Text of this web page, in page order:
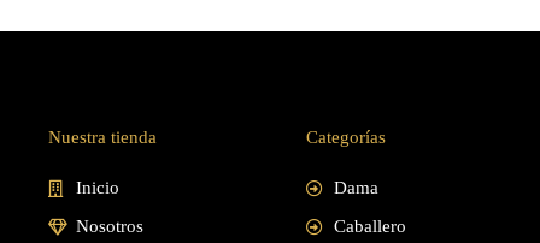
Nuestra tienda
Inicio
Nosotros
Categorías
Dama
Caballero